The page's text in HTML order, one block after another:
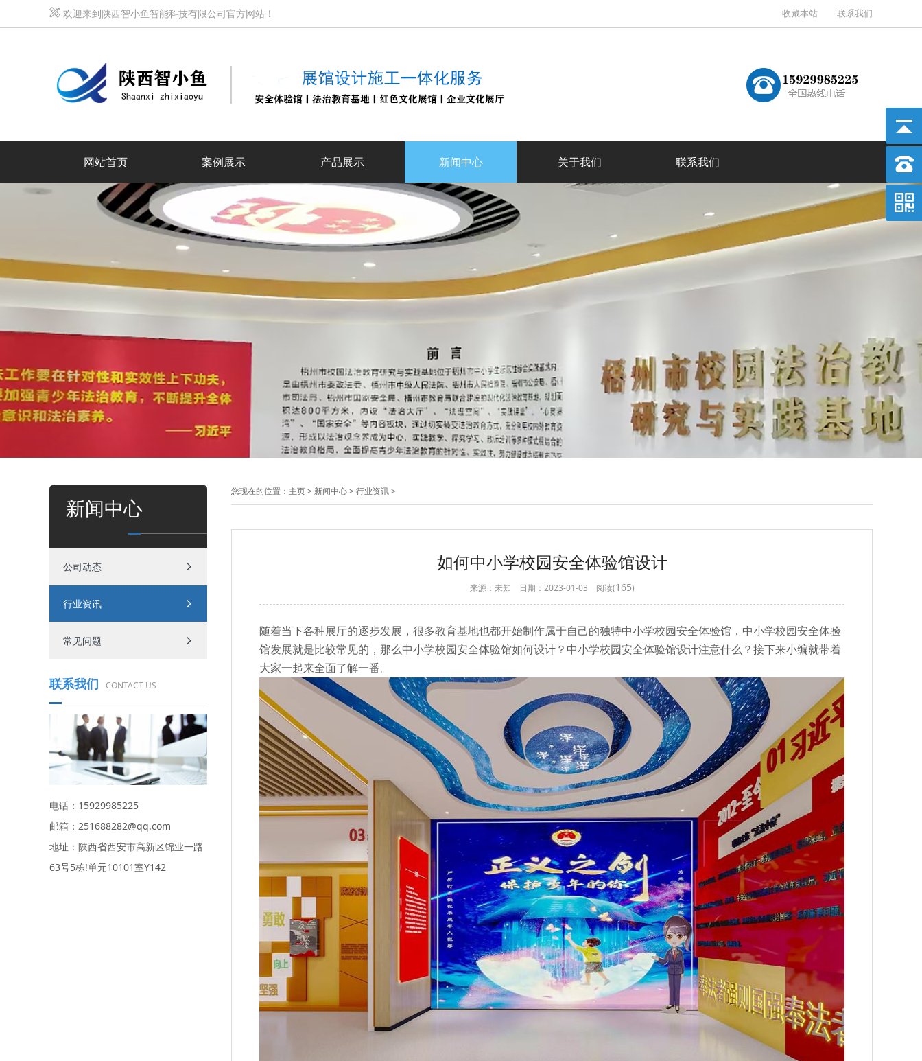
欢迎来到陕西智小鱼智能科技有限公司官方网站！ 收藏本站 联系我们
网站首页 案例展示 产品展示 新闻中心 关于我们 联系我们
新闻中心
公司动态
行业资讯
常见问题
联系我们 CONTACT US
电话：15929985225
邮箱：251688282@qq.com
地址：陕西省西安市高新区锦业一路
63号5栋!单元10101室Y142
您现在的位置： 主页> 新闻中心> 行业资讯>
如何中小学校园安全体验馆设计
来源：未知 日期：2023-01-03 阅读(165)
随着当下各种展厅的逐步发展，很多教育基地也都开始制作属于自己的独特中小学校园安全体验馆，中小学校园安全体验
馆发展就是比较常见的，那么中小学校园安全体验馆如何设计？中小学校园安全体验馆设计注意什么？接下来小编就带着
大家一起来全面了解一番。